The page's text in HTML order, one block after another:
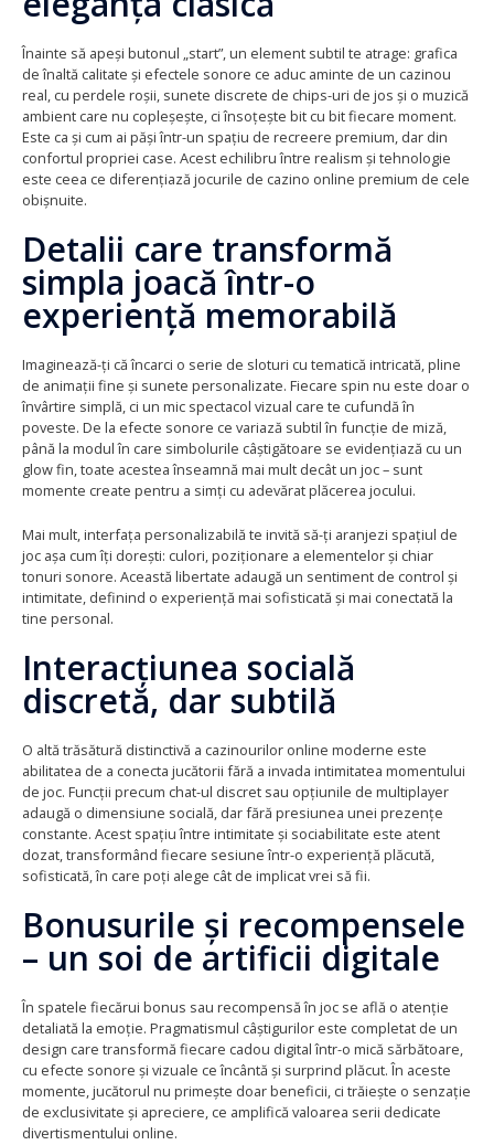
Înainte să apeși butonul „start”, un element subtil te atrage: grafica
de înaltă calitate și efectele sonore ce aduc aminte de un cazinou
real, cu perdele roșii, sunete discrete de chips-uri de jos și o muzică
ambient care nu copleșește, ci însoțește bit cu bit fiecare moment.
Este ca și cum ai păși într-un spațiu de recreere premium, dar din
confortul propriei case. Acest echilibru între realism și tehnologie
este ceea ce diferențiază jocurile de cazino online premium de cele
obișnuite.
Detalii care transformă
simpla joacă într-o
experiență memorabilă
Imaginează-ți că încarci o serie de sloturi cu tematică intricată, pline
de animații fine și sunete personalizate. Fiecare spin nu este doar o
învârtire simplă, ci un mic spectacol vizual care te cufundă în
poveste. De la efecte sonore ce variază subtil în funcție de miză,
până la modul în care simbolurile câștigătoare se evidențiază cu un
glow fin, toate acestea înseamnă mai mult decât un joc – sunt
momente create pentru a simți cu adevărat plăcerea jocului.
Mai mult, interfața personalizabilă te invită să-ți aranjezi spațiul de
joc așa cum îți dorești: culori, poziționare a elementelor și chiar
tonuri sonore. Această libertate adaugă un sentiment de control și
intimitate, definind o experiență mai sofisticată și mai conectată la
tine personal.
Interacțiunea socială
discretă, dar subtilă
O altă trăsătură distinctivă a cazinourilor online moderne este
abilitatea de a conecta jucătorii fără a invada intimitatea momentului
de joc. Funcții precum chat-ul discret sau opțiunile de multiplayer
adaugă o dimensiune socială, dar fără presiunea unei prezențe
constante. Acest spațiu între intimitate și sociabilitate este atent
dozat, transformând fiecare sesiune într-o experiență plăcută,
sofisticată, în care poți alege cât de implicat vrei să fii.
Bonusurile și recompensele
– un soi de artificii digitale
În spatele fiecărui bonus sau recompensă în joc se află o atenție
detaliată la emoție. Pragmatismul câștigurilor este completat de un
design care transformă fiecare cadou digital într-o mică sărbătoare,
cu efecte sonore și vizuale ce încântă și surprind plăcut. În aceste
momente, jucătorul nu primește doar beneficii, ci trăiește o senzație
de exclusivitate și apreciere, ce amplifică valoarea serii dedicate
divertismentului online.